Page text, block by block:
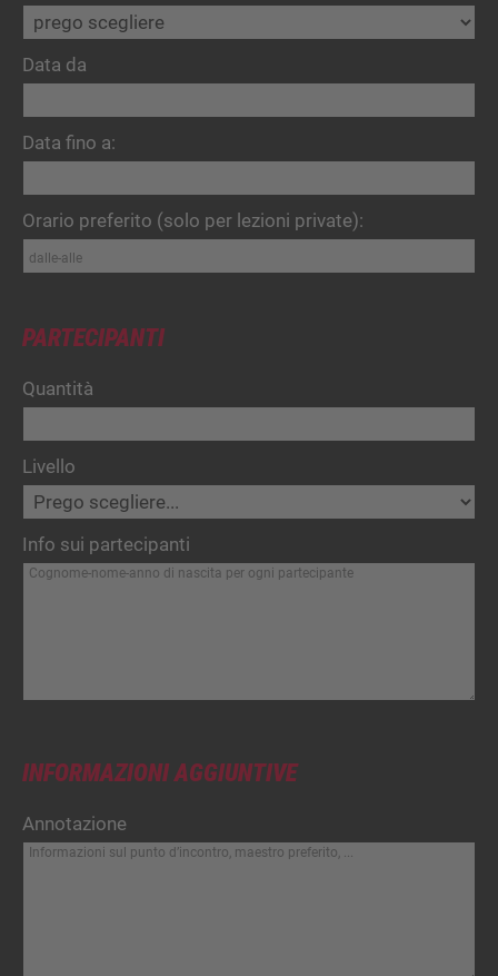
Data da
Data fino a:
Orario preferito (solo per lezioni private):
PARTECIPANTI
Quantità
Livello
Info sui partecipanti
INFORMAZIONI AGGIUNTIVE
Annotazione